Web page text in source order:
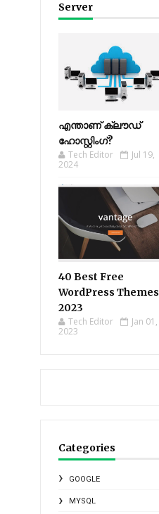
Server
എന്താണ് ക്ലൗഡ്
ഹോസ്റ്റിംഗ്?
Tech Editor
Jul 19,
2024
40 Best Free
WordPress Themes
2023
Tech Editor
Jan 01,
2023
Categories
GOOGLE
MYSQL